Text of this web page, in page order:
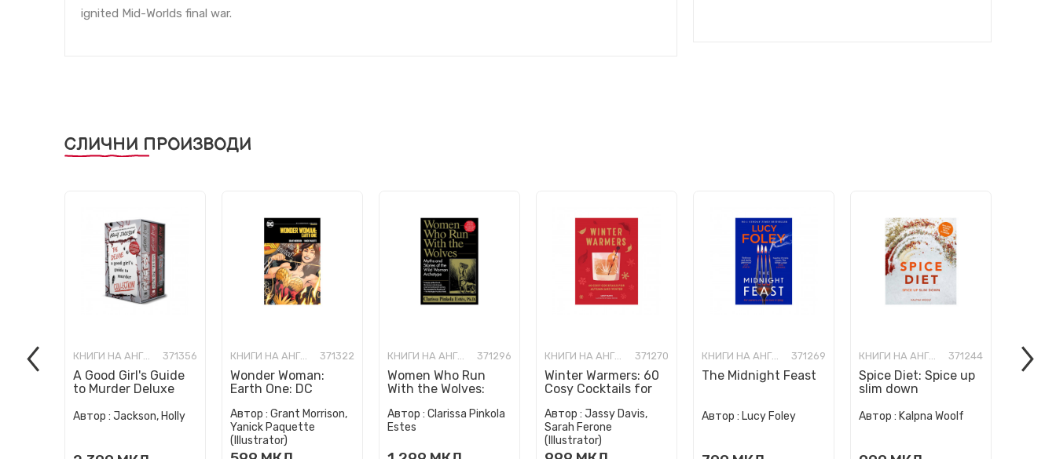
ignited Mid-Worlds final war.
СЛИЧНИ ПРОИЗВОДИ
КНИГИ НА АНГЛИСКИ ЈАЗИК 371356
A Good Girl's Guide
to Murder Deluxe
Set: Special Deluxe
Автор : Jackson, Holly
КНИГИ НА АНГЛИСКИ ЈАЗИК 371322
Wonder Woman:
Earth One: DC
Edition
Автор : Grant Morrison,
Yanick Paquette
(Illustrator)
КНИГИ НА АНГЛИСКИ ЈАЗИК 371296
Women Who Run
With the Wolves:
the Wild Woman
Archetype
Автор : Clarissa Pinkola
Estes
КНИГИ НА АНГЛИСКИ ЈАЗИК 371270
Winter Warmers: 60
Cosy Cocktails for
Автор : Jassy Davis,
Sarah Ferone
(Illustrator)
КНИГИ НА АНГЛИСКИ ЈАЗИК 371269
The Midnight Feast
Автор : Lucy Foley
КНИГИ НА АНГЛИСКИ ЈАЗИК 371244
Spice Diet: Spice up
slim down
Автор : Kalpna Woolf
How